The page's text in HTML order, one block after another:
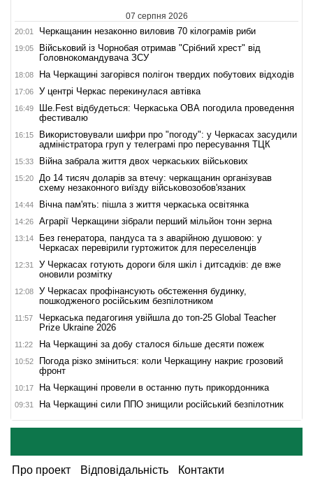
07 серпня 2026
20:01 Черкащанин незаконно виловив 70 кілограмів риби
19:05
Військовий із Чорнобая отримав "Срібний хрест" від
Головнокомандувача ЗСУ
18:08 На Черкащині загорівся полігон твердих побутових відходів
17:06 У центрі Черкас перекинулася автівка
16:49
Ше.Fest відбудеться: Черкаська ОВА погодила проведення
фестивалю
16:15
Використовували шифри про "погоду": у Черкасах засудили
адміністратора груп у телеграмі про пересування ТЦК
15:33 Війна забрала життя двох черкаських військових
15:20
До 14 тисяч доларів за втечу: черкащанин організував
схему незаконного виїзду військовозобов'язаних
14:44 Вічна пам'ять: пішла з життя черкаська освітянка
14:26 Аграрії Черкащини зібрали перший мільйон тонн зерна
13:14
Без генератора, пандуса та з аварійною душовою: у
Черкасах перевірили гуртожиток для переселенців
12:31
У Черкасах готують дороги біля шкіл і дитсадків: де вже
оновили розмітку
12:08
У Черкасах профінансують обстеження будинку,
пошкодженого російським безпілотником
11:57
Черкаська педагогиня увійшла до топ-25 Global Teacher
Prize Ukraine 2026
11:22 На Черкащині за добу сталося більше десяти пожеж
10:52
Погода різко зміниться: коли Черкащину накриє грозовий
фронт
10:17 На Черкащині провели в останню путь прикордонника
09:31 На Черкащині сили ППО знищили російський безпілотник
Про проект Відповідальність Контакти